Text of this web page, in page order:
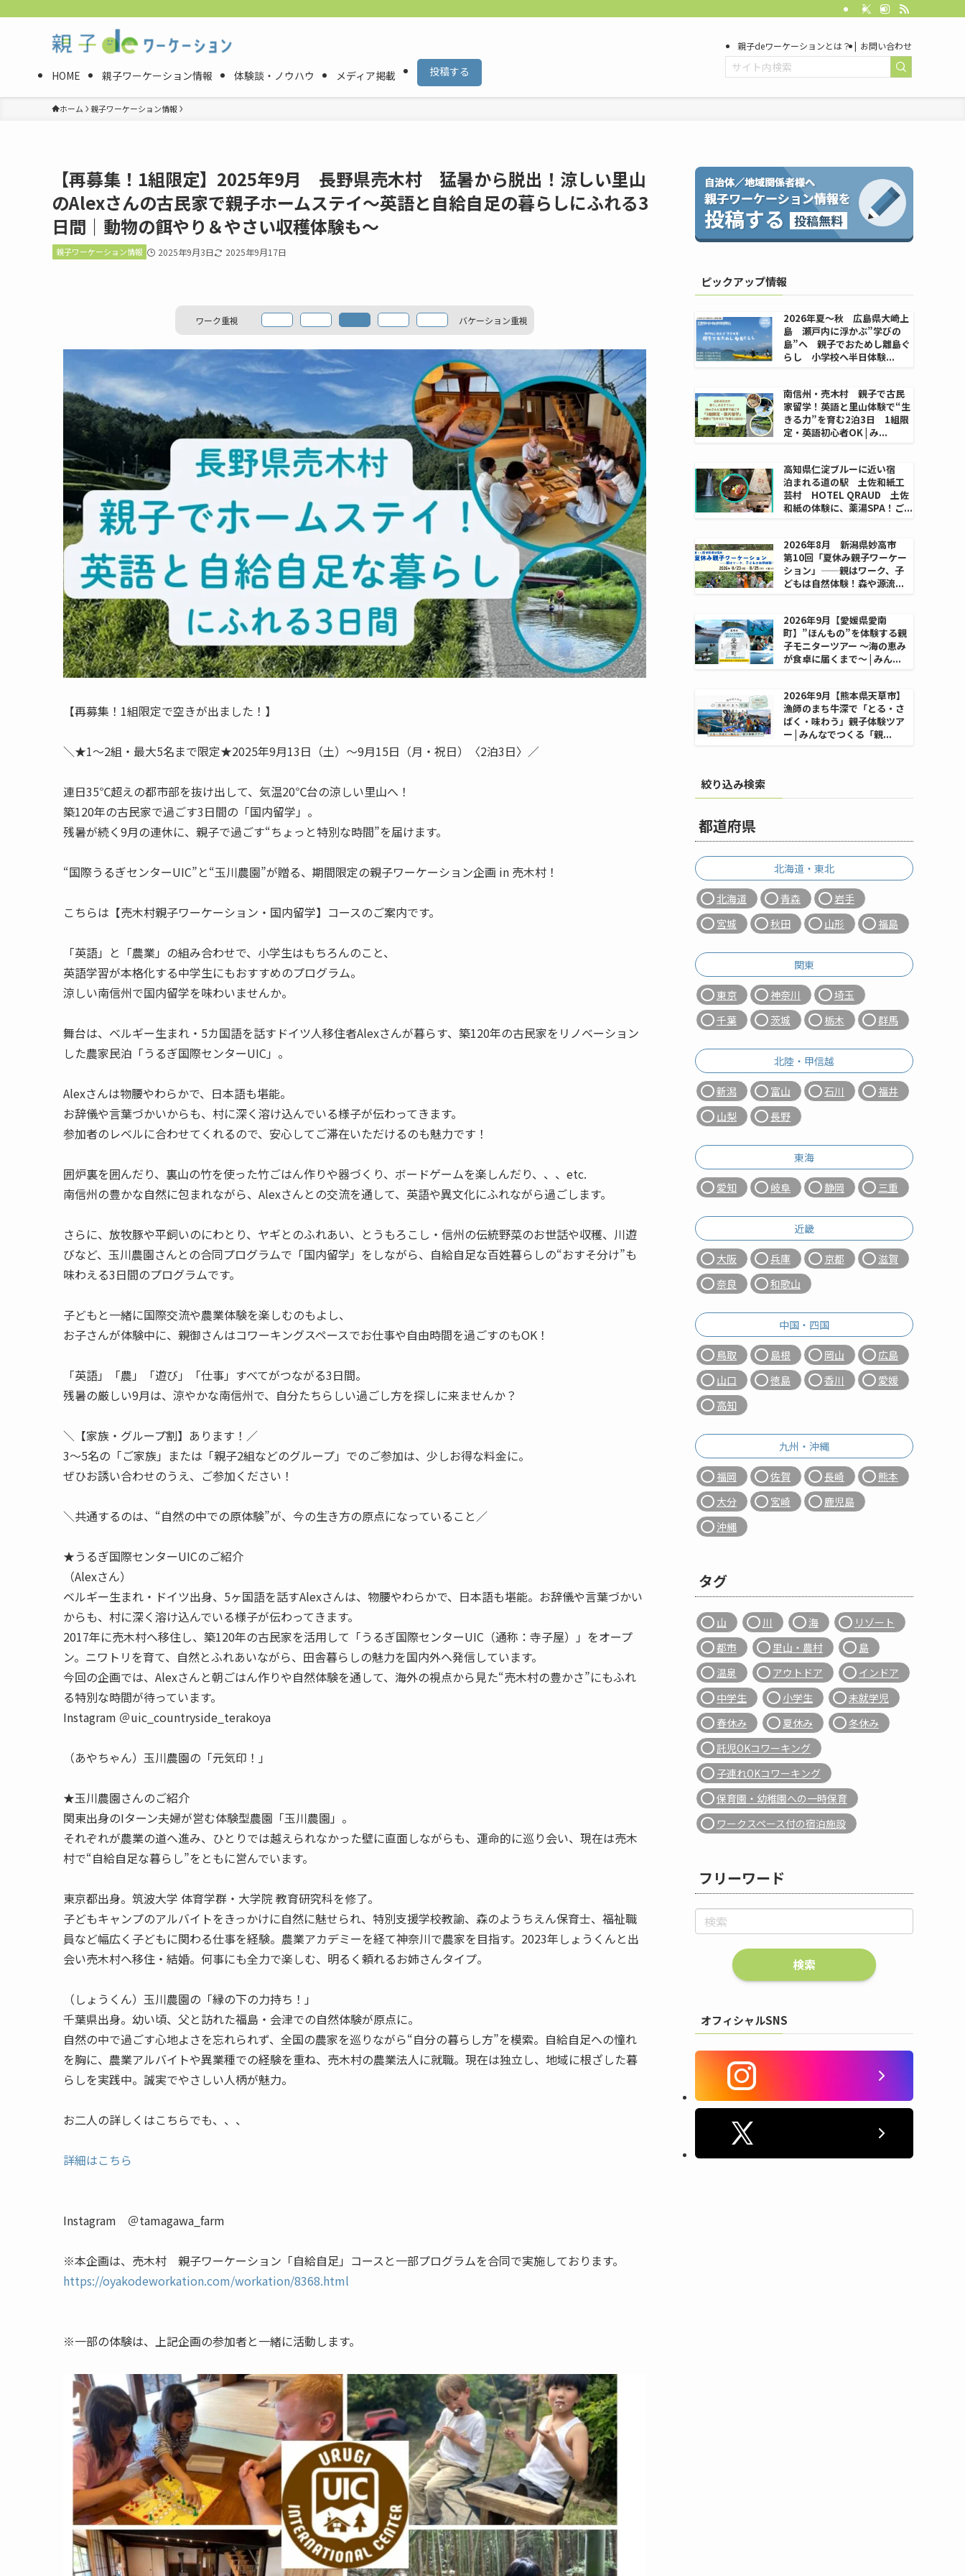
HOME 親子ワーケーション情報 体験談・ノウハウ メディア掲載 投稿する
親子deワーケーションとは？ お問い合わせ
ホーム 親子ワーケーション情報
【再募集！1組限定】2025年9月 長野県売木村 猛暑から脱出！涼しい里山
のAlexさんの古民家で親子ホームステイ〜英語と自給自足の暮らしにふれる3
日間｜動物の餌やり＆やさい収穫体験も〜
親子ワーケーション情報 2025年9月3日 2025年9月17日
ワーク重視 バケーション重視
【再募集！1組限定で空きが出ました！】
＼★1〜2組・最大5名まで限定★2025年9月13日（土）〜9月15日（月・祝日）〈2泊3日〉／
連日35℃超えの都市部を抜け出して、気温20℃台の涼しい里山へ！
築120年の古民家で過ごす3日間の「国内留学」。
残暑が続く9月の連休に、親子で過ごす“ちょっと特別な時間”を届けます。
“国際うるぎセンターUIC”と“玉川農園”が贈る、期間限定の親子ワーケーション企画 in 売木村！
こちらは【売木村親子ワーケーション・国内留学】コースのご案内です。
「英語」と「農業」の組み合わせで、小学生はもちろんのこと、
英語学習が本格化する中学生にもおすすめのプログラム。
涼しい南信州で国内留学を味わいませんか。
舞台は、ベルギー生まれ・5カ国語を話すドイツ人移住者Alexさんが暮らす、築120年の古民家をリノベーション
した農家民泊「うるぎ国際センターUIC」。
Alexさんは物腰やわらかで、日本語も堪能。
お辞儀や言葉づかいからも、村に深く溶け込んでいる様子が伝わってきます。
参加者のレベルに合わせてくれるので、安心してご滞在いただけるのも魅力です！
囲炉裏を囲んだり、裏山の竹を使った竹ごはん作りや器づくり、ボードゲームを楽しんだり、、、etc.
南信州の豊かな自然に包まれながら、Alexさんとの交流を通して、英語や異文化にふれながら過ごします。
さらに、放牧豚や平飼いのにわとり、ヤギとのふれあい、とうもろこし・信州の伝統野菜のお世話や収穫、川遊
びなど、玉川農園さんとの合同プログラムで「国内留学」をしながら、自給自足な百姓暮らしの“おすそ分け”も
味わえる3日間のプログラムです。
子どもと一緒に国際交流や農業体験を楽しむのもよし、
お子さんが体験中に、親御さんはコワーキングスペースでお仕事や自由時間を過ごすのもOK！
「英語」「農」「遊び」「仕事」すべてがつながる3日間。
残暑の厳しい9月は、涼やかな南信州で、自分たちらしい過ごし方を探しに来ませんか？
＼【家族・グループ割】あります！／
3〜5名の「ご家族」または「親子2組などのグループ」でのご参加は、少しお得な料金に。
ぜひお誘い合わせのうえ、ご参加ください！
＼共通するのは、“自然の中での原体験”が、今の生き方の原点になっていること／
★うるぎ国際センターUICのご紹介
（Alexさん）
ベルギー生まれ・ドイツ出身、5ヶ国語を話すAlexさんは、物腰やわらかで、日本語も堪能。お辞儀や言葉づかい
からも、村に深く溶け込んでいる様子が伝わってきます。
2017年に売木村へ移住し、築120年の古民家を活用して「うるぎ国際センターUIC（通称：寺子屋）」をオープ
ン。ニワトリを育て、自然とふれあいながら、田舎暮らしの魅力を国内外へ発信しています。
今回の企画では、Alexさんと朝ごはん作りや自然体験を通して、海外の視点から見た“売木村の豊かさ”にもふれ
る特別な時間が待っています。
Instagram ＠uic_countryside_terakoya
（あやちゃん）玉川農園の「元気印！」
★玉川農園さんのご紹介
関東出身のIターン夫婦が営む体験型農園「玉川農園」。
それぞれが農業の道へ進み、ひとりでは越えられなかった壁に直面しながらも、運命的に巡り会い、現在は売木
村で“自給自足な暮らし”をともに営んでいます。
東京都出身。筑波大学 体育学群・大学院 教育研究科を修了。
子どもキャンプのアルバイトをきっかけに自然に魅せられ、特別支援学校教諭、森のようちえん保育士、福祉職
員など幅広く子どもに関わる仕事を経験。農業アカデミーを経て神奈川で農家を目指す。2023年しょうくんと出
会い売木村へ移住・結婚。何事にも全力で楽しむ、明るく頼れるお姉さんタイプ。
（しょうくん）玉川農園の「縁の下の力持ち！」
千葉県出身。幼い頃、父と訪れた福島・会津での自然体験が原点に。
自然の中で過ごす心地よさを忘れられず、全国の農家を巡りながら“自分の暮らし方”を模索。自給自足への憧れ
を胸に、農業アルバイトや異業種での経験を重ね、売木村の農業法人に就職。現在は独立し、地域に根ざした暮
らしを実践中。誠実でやさしい人柄が魅力。
お二人の詳しくはこちらでも、、、
詳細はこちら
Instagram ＠tamagawa_farm
※本企画は、売木村 親子ワーケーション「自給自足」コースと一部プログラムを合同で実施しております。
https://oyakodeworkation.com/workation/8368.html
※一部の体験は、上記企画の参加者と一緒に活動します。
ピックアップ情報
2026年夏〜秋 広島県大崎上
島 瀬戸内に浮かぶ”学びの
島”へ 親子でおためし離島ぐ
らし 小学校へ半日体験...
南信州・売木村 親子で古民
家留学！英語と里山体験で“生
きる力”を育む2泊3日 1組限
定・英語初心者OK | み...
高知県仁淀ブルーに近い宿
泊まれる道の駅 土佐和紙工
芸村 HOTEL QRAUD 土佐
和紙の体験に、薬湯SPA！ご...
2026年8月 新潟県妙高市
第10回「夏休み親子ワーケー
ション」——親はワーク、子
どもは自然体験！森や源流...
2026年9月【愛媛県愛南
町】”ほんもの”を体験する親
子モニターツアー 〜海の恵み
が食卓に届くまで〜 | みん...
2026年9月【熊本県天草市】
漁師のまち牛深で「とる・さ
ばく・味わう」親子体験ツア
ー | みんなでつくる「親...
絞り込み検索
都道府県
北海道・東北
北海道 青森
岩手
宮城
秋田 山形 福島
関東
東京 神奈川
埼玉
千葉
茨城 栃木 群馬
北陸・甲信越
新潟 富山 石川
福井
山梨
長野
東海
愛知 岐阜 静岡 三重
近畿
大阪 兵庫 京都
滋賀
奈良
和歌山
中国・四国
鳥取 島根 岡山
広島
山口
徳島 香川
愛媛
高知
九州・沖縄
福岡 佐賀 長崎
熊本
大分
宮崎
鹿児島
沖縄
タグ
山 川 海
リゾート
都市
里山・農村
島
温泉
アウトドア
インドア
中学生
小学生
未就学児
春休み
夏休み
冬休み
託児OKコワーキング
子連れOKコワーキング
保育園・幼稚園への一時保育
ワークスペース付の宿泊施設
フリーワード
オフィシャルSNS